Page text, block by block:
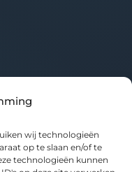
wij technologieën
op te slaan en/of te
technologieën kunnen